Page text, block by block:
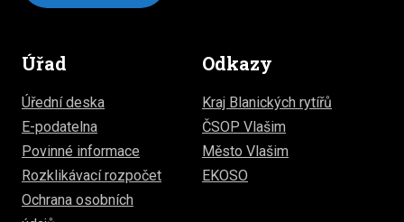
Úřad
Úřední deska
E-podatelna
Povinné informace
Rozklikávací rozpočet
Ochrana osobních
Odkazy
Kraj Blanických rytířů
ČSOP Vlašim
Město Vlašim
EKOSO